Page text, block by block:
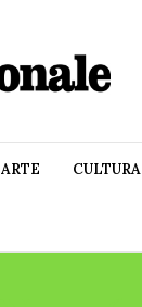
ARTE CULTURA